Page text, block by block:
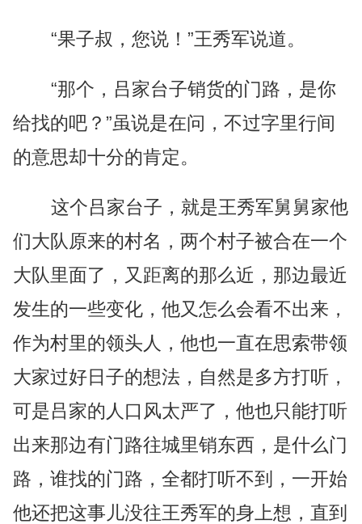
“果子叔，您说！”王秀军说道。
“那个，吕家台子销货的门路，是你
给找的吧？”虽说是在问，不过字里行间
的意思却十分的肯定。
这个吕家台子，就是王秀军舅舅家他
们大队原来的村名，两个村子被合在一个
大队里面了，又距离的那么近，那边最近
发生的一些变化，他又怎么会看不出来，
作为村里的领头人，他也一直在思索带领
大家过好日子的想法，自然是多方打听，
可是吕家的人口风太严了，他也只能打听
出来那边有门路往城里销东西，是什么门
路，谁找的门路，全都打听不到，一开始
他还把这事儿没往王秀军的身上想，直到